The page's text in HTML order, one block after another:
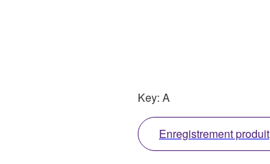
Key: A
Enregistrement produit